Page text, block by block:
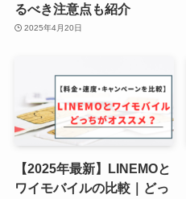
るべき注意点も紹介
2025年4月20日
【2025年最新】LINEMOと
ワイモバイルの比較｜どっ